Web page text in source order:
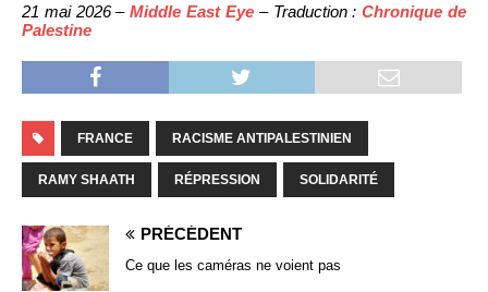
21 mai 2026 –Middle East Eye– Traduction :Chronique de
Palestine
FRANCE RACISME ANTIPALESTINIEN
RAMY SHAATH RÉPRESSION SOLIDARITÉ
PRÉCÉDENT
Ce que les caméras ne voient pas